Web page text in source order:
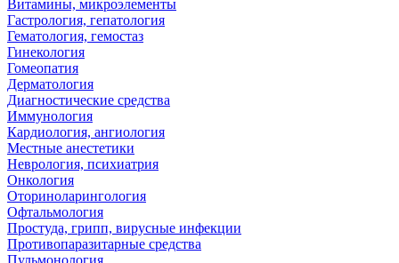
Витамины, микроэлементы
Гастрология, гепатология
Гематология, гемостаз
Гинекология
Гомеопатия
Дерматология
Диагностические средства
Иммунология
Кардиология, ангиология
Местные анестетики
Неврология, психиатрия
Онкология
Оториноларингология
Офтальмология
Простуда, грипп, вирусные инфекции
Противопаразитарные средства
Пульмонология